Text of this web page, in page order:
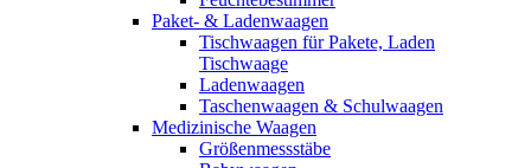
Paket- & Ladenwaagen
Tischwaagen für Pakete, Laden
Tischwaage
Ladenwaagen
Taschenwaagen & Schulwaagen
Medizinische Waagen
Größenmessstäbe